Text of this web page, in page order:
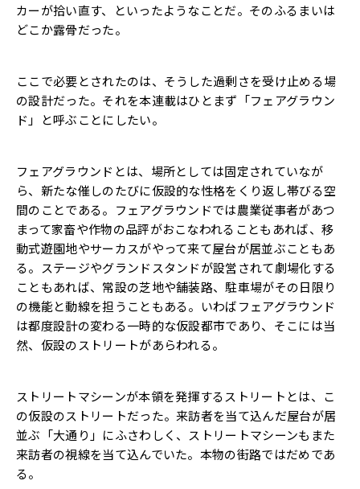
カーが拾い直す、といったようなことだ。そのふるまいは
どこか露骨だった。
ここで必要とされたのは、そうした過剰さを受け止める場
の設計だった。それを本連載はひとまず「フェアグラウン
ド」と呼ぶことにしたい。
フェアグラウンドとは、場所としては固定されていなが
ら、新たな催しのたびに仮設的な性格をくり返し帯びる空
間のことである。フェアグラウンドでは農業従事者があつ
まって家畜や作物の品評がおこなわれることもあれば、移
動式遊園地やサーカスがやって来て屋台が居並ぶこともあ
る。ステージやグランドスタンドが設営されて劇場化する
こともあれば、常設の芝地や舗装路、駐車場がその日限り
の機能と動線を担うこともある。いわばフェアグラウンド
は都度設計の変わる一時的な仮設都市であり、そこには当
然、仮設のストリートがあらわれる。
ストリートマシーンが本領を発揮するストリートとは、こ
の仮設のストリートだった。来訪者を当て込んだ屋台が居
並ぶ「大通り」にふさわしく、ストリートマシーンもまた
来訪者の視線を当て込んでいた。本物の街路ではだめであ
る。